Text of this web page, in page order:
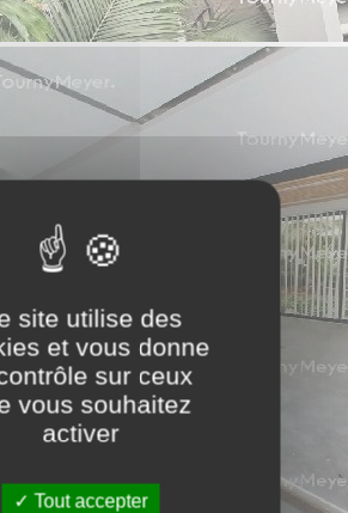
site utilise des
et vous donne
sur ceux
vous souhaitez
activer
Tout accepter